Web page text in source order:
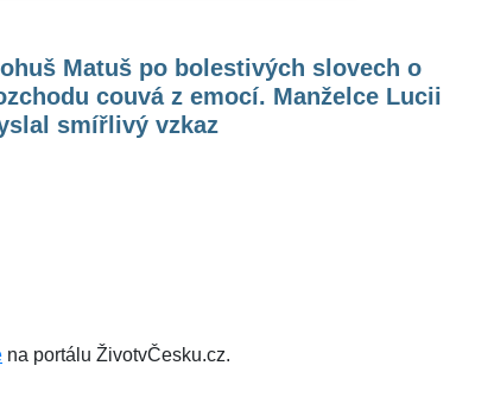
Matuš po bolestivých slovech o
couvá z emocí. Manželce Lucii
smířlivý vzkaz
na portálu ŽivotvČesku.cz.